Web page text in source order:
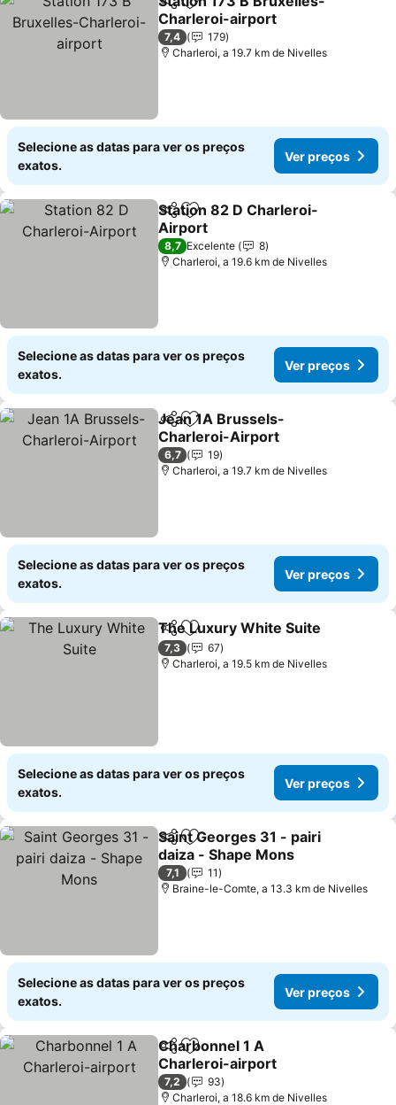
PartilharAdicionar aos favoritos
Charleroi-airport
Ver preços
7,4
179
Charleroi, a 19.7 km de Nivelles
Selecione as datas para ver os preços
exatos.
Ver preços
PartilharAdicionar aos favoritos
Station 82 D Charleroi-
Airport
Ver preços
8,7 Excelente
8
Charleroi, a 19.6 km de Nivelles
Selecione as datas para ver os preços
exatos.
Ver preços
PartilharAdicionar aos favoritos
Jean 1A Brussels-
Charleroi-Airport
Ver preços
6,7
19
Charleroi, a 19.7 km de Nivelles
Selecione as datas para ver os preços
exatos.
Ver preços
PartilharAdicionar aos favoritos
The Luxury White Suite
7,3
67
Charleroi, a 19.5 km de Nivelles
Selecione as datas para ver os preços
exatos.
Ver preços
PartilharAdicionar aos favoritos
Saint Georges 31 - pairi
daiza - Shape Mons
Ver preços
7,1
11
Braine-le-Comte, a 13.3 km de Nivelles
Selecione as datas para ver os preços
exatos.
Ver preços
PartilharAdicionar aos favoritos
Charbonnel 1 A
Charleroi-airport
Ver preços
7,2
93
Charleroi, a 18.6 km de Nivelles